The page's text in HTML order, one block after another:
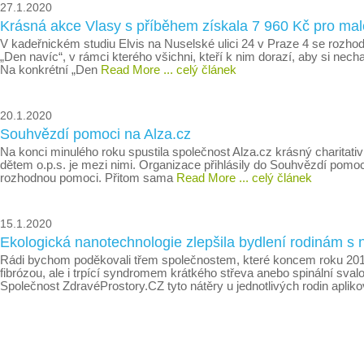
27.1.2020
Krásná akce Vlasy s příběhem získala 7 960 Kč pro
V kadeřnickém studiu Elvis na Nuselské ulici 24 v Praze 4 se
„Den navíc“, v rámci kterého všichni, kteří k nim dorazí, aby si
Na konkrétní „Den Read More ... celý článek
20.1.2020
Souhvězdí pomoci na Alza.cz
Na konci minulého roku spustila společnost Alza.cz krásný
dětem o.p.s. je mezi nimi. Organizace přihlásily do Souhvězdí
rozhodnou pomoci. Přitom sama Read More ... celý článek
15.1.2020
Ekologická nanotechnologie zlepšila bydlení rodinám s
Rádi bychom poděkovali třem společnostem, které koncem roku
fibrózou, ale i trpící syndromem krátkého střeva anebo spinální
Společnost ZdravéProstory.CZ tyto nátěry u jednotlivých rodin